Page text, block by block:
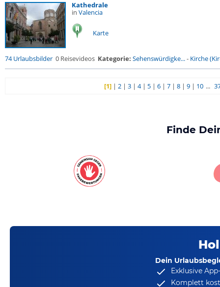
Kathedrale
in Valencia
Karte
74 Urlaubsbilder 0 Reisevideos Kategorie: Sehenswürdigke...- Kirche
[1]| 2| 3| 4| 5| 6| 7| 8| 9| 10 ...
Finde
Dein
Exklusive
Komplett